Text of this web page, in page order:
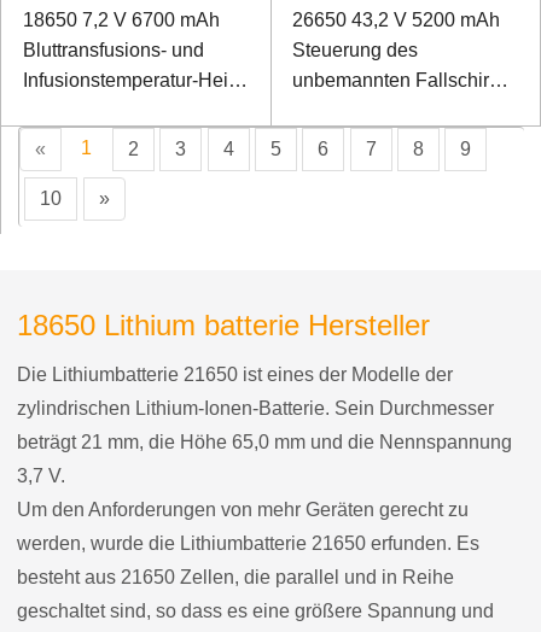
18650 7,2 V 6700 mAh
Bluttransfusions- und
Infusionstemperatur-Heiz-
26650 43,2 V 5200 mAh
Steuerung des
unbemannten Fallschirm-
«
1 2 3 4 5 6 7 8 9
10 »
18650 Lithium batterie Hersteller
Die Lithiumbatterie 21650 ist eines der Modelle der
zylindrischen Lithium-Ionen-Batterie. Sein Durchmesser
beträgt 21 mm, die Höhe 65,0 mm und die Nennspannung
3,7 V.
Um den Anforderungen von mehr Geräten gerecht zu
werden, wurde die Lithiumbatterie 21650 erfunden. Es
besteht aus 21650 Zellen, die parallel und in Reihe
geschaltet sind, so dass es eine größere Spannung und